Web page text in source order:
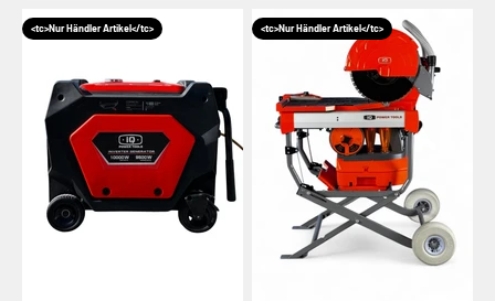
<tc>Nur Händler Artikel</tc> <tc>Nur Händler Artikel</tc>